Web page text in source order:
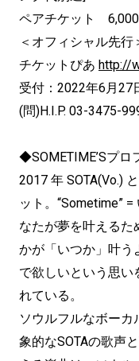
ペアチケット 6,000
＜オフィシャル先行
チケットぴあ http://
受付：2022年6月27
(問)H.I.P. 03-3475-
◆SOMETIME’Sプロ
2017 年 SOTA(Vo.)
ット。“Sometime”
なたが夢を叶える
かが「いつか」叶う
で欲しいという思い
れている。
ソウルフルなボー
象的なSOTAの歌声